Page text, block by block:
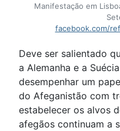
Manifestação em
facebook.com/
Deve ser salientado
a Alemanha e a
desempenhar um
do Afeganistão com
estabelecer os alvos
afegãos continuam a